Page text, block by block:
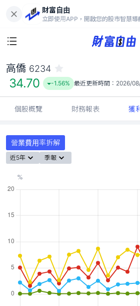
財富自由
立即使用APP，開啟您的股市智慧導
34.70
-1.56%
高僑 6234
34.70 -1.56% 最近更新時間： 2026/
個股概覽 財務報表 獲
營業費用率拆解
近5年 季報